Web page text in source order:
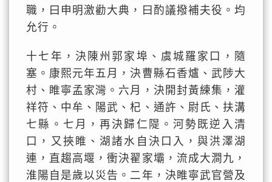
職，曰申明激勸大典，曰酌議撥補夫役。均
允行。
十七年，決陳州郭家埠、虞城羅家口，隨
塞。康熙元年五月，決曹縣石香爐、武陟大
村、睢寧孟家灣。六月，決開封黃練集，灌
祥符、中牟、陽武、杞、通許、尉氏、扶溝
七縣。七月，再決歸仁隄。河勢既逆入清
口，又挾睢、湖諸水自決口入，與洪澤湖
連，直趨高堰，衝決翟家壩，流成大澗九，
淮陽自是歲以災告。二年，決睢寧武官營及